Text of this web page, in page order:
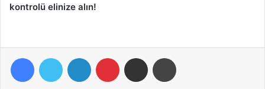
kontrolü elinize alın!